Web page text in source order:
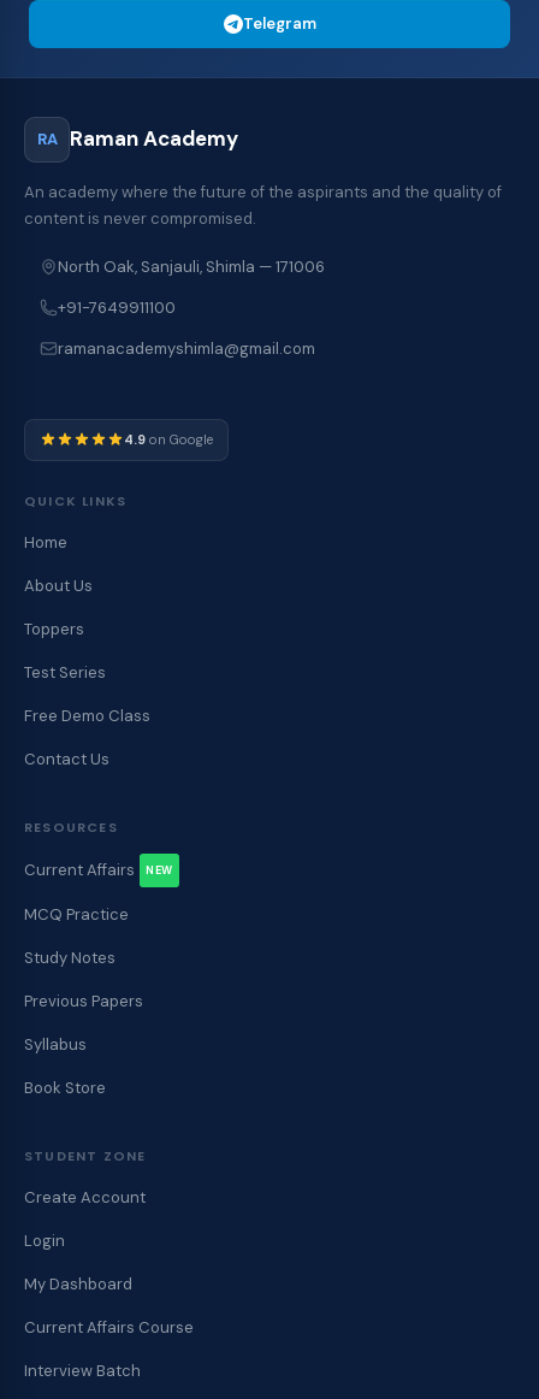
Telegram
RA Raman Academy
An academy where the future of the aspirants and the quality of
content is never compromised.
North Oak, Sanjauli, Shimla — 171006
+91-7649911100
ramanacademyshimla@gmail.com
4.9 on Google
QUICK LINKS
Home
About Us
Toppers
Test Series
Free Demo Class
Contact Us
RESOURCES
Current Affairs NEW
MCQ Practice
Study Notes
Previous Papers
Syllabus
Book Store
STUDENT ZONE
Create Account
Login
My Dashboard
Current Affairs Course
Interview Batch